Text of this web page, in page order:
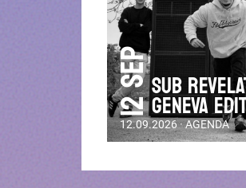
12 SepSUB
GENEVA
12.09.2026 · AGENDA